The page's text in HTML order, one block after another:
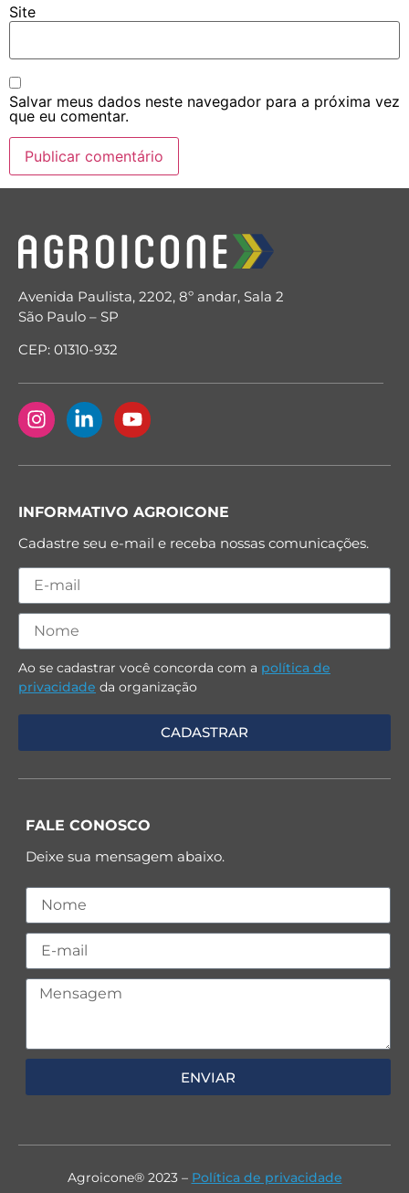
Site
Salvar meus dados neste navegador para a próxima vez
que eu comentar.
Avenida Paulista, 2202, 8º andar, Sala 2
São Paulo – SP
CEP: 01310-932
INFORMATIVO AGROICONE
Cadastre seu e-mail e receba nossas comunicações.
Ao se cadastrar você concorda com a política de
privacidade da organização
FALE CONOSCO
Deixe sua mensagem abaixo.
ENVIAR
Agroicone® 2023 – Política de privacidade